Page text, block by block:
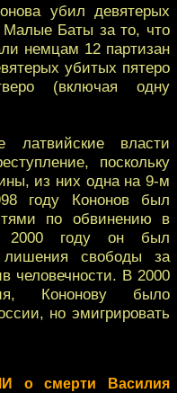
убил девятерых
Малые Баты за то, что
немцам 12 партизан
убитых пятеро
(включая одну
латвийские власти
поскольку
из них одна на 9-м
году Кононов был
по обвинению в
2000 году он был
свободы за
человечности. В 2000
Кононову было
но эмигрировать
о смерти Василия